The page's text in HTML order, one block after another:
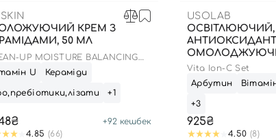
КРЕМ З
50 МЛ
UP MOISTURE BALANCING
U Кераміди
+1
+92кешбек
4.85 (66)
USOLAB
ОСВІТЛЮЮЧИЙ,
МЛ + 1,5 Г
Vita Ion-C Set
Арбутин
+3
925₴
4.50 (8)